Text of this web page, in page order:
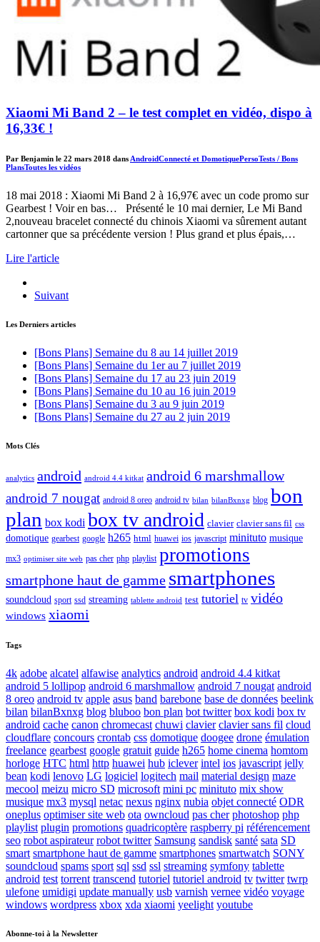
Xiaomi Mi Band 2 – le test complet en vidéo, dispo à
16,33€ !
Par Benjamin le 22 mars 2018 dans AndroidConnecté et DomotiquePersoTests / Bons
PlansToutes les vidéos
18 mai 2018 : Xiaomi Mi Band 2 à 16,97€ avec un code promo sur
Gearbest ! Voir en bas… Présenté le 10 mai dernier, Le Mi Band
2,nouveau bracelet connecté du chinois Xiaomi va sûrement autant
cartonner que sa précédente version ! Plus grand et plus épais,…
Lire l'article
Suivant
Les Derniers articles
[Bons Plans] Semaine du 8 au 14 juillet 2019
[Bons Plans] Semaine du 1er au 7 juillet 2019
[Bons Plans] Semaine du 17 au 23 juin 2019
[Bons Plans] Semaine du 10 au 16 juin 2019
[Bons Plans] Semaine du 3 au 9 juin 2019
[Bons Plans] Semaine du 27 au 2 juin 2019
Mots Clés
analytics android android 4.4 kitkat android 6 marshmallow
android 7 nougat android 8 oreo android tv bilan bilanBxnxg blog bon
plan box kodi box tv android clavier clavier sans fil css
domotique gearbest google h265 html huawei ios javascript minituto musique
mx3 optimiser site web pas cher php playlist promotions
smartphone haut de gamme smartphones
soundcloud sport ssd streaming tablette android test tutoriel tv vidéo
windows xiaomi
Tags
4k adobe alcatel alfawise analytics android android 4.4 kitkat
android 5 lollipop android 6 marshmallow android 7 nougat android
8 oreo android tv apple asus band barebone base de données beelink
bilan bilanBxnxg blog bluboo bon plan bot twitter box kodi box tv
android cache canon chromecast chuwi clavier clavier sans fil cloud
cloudflare concours crontab css domotique doogee drone émulation
freelance gearbest google gratuit guide h265 home cinema homtom
horloge HTC html http huawei hub iclever intel ios javascript jelly
bean kodi lenovo LG logiciel logitech mail material design maze
mecool meizu micro SD microsoft mini pc minituto mix show
musique mx3 mysql netac nexus nginx nubia objet connecté ODR
oneplus optimiser site web ota owncloud pas cher photoshop php
playlist plugin promotions quadricoptère raspberry pi référencement
seo robot aspirateur robot twitter Samsung sandisk santé sata SD
smart smartphone haut de gamme smartphones smartwatch SONY
soundcloud spams sport sql ssd ssl streaming symfony tablette
android test torrent transcend tutoriel tutoriel android tv twitter twrp
ulefone umidigi update manually usb varnish vernee vidéo voyage
windows wordpress xbox xda xiaomi yeelight youtube
Abonne-toi à la Newsletter